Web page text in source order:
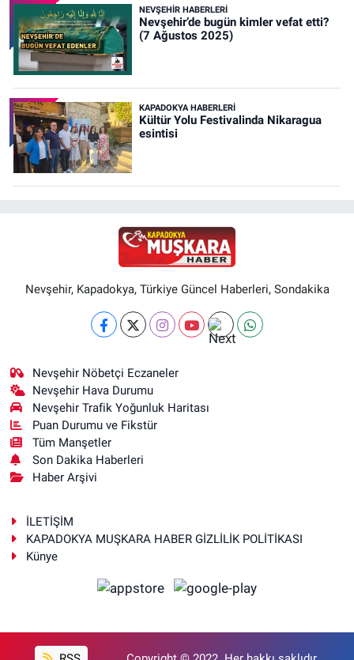
NEVŞEHIR HABERLERI
Nevşehir’de bugün kimler vefat etti?
(7 Ağustos 2025)
KAPADOKYA HABERLERI
Kültür Yolu Festivalinda Nikaragua
esintisi
Nevşehir, Kapadokya, Türkiye Güncel Haberleri, Sondakika
Nevşehir Nöbetçi Eczaneler
Nevşehir Hava Durumu
Nevşehir Trafik Yoğunluk Haritası
Puan Durumu ve Fikstür
Tüm Manşetler
Son Dakika Haberleri
Haber Arşivi
İLETİŞİM
KAPADOKYA MUŞKARA HABER GİZLİLİK POLİTİKASI
Künye